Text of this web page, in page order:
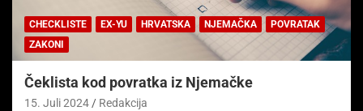
CHECKLISTE EX-YU HRVATSKA NJEMAČKA
POVRATAK
ZAKONI
Čeklista kod povratka iz Njemačke
15. Juli 2024 Redakcija